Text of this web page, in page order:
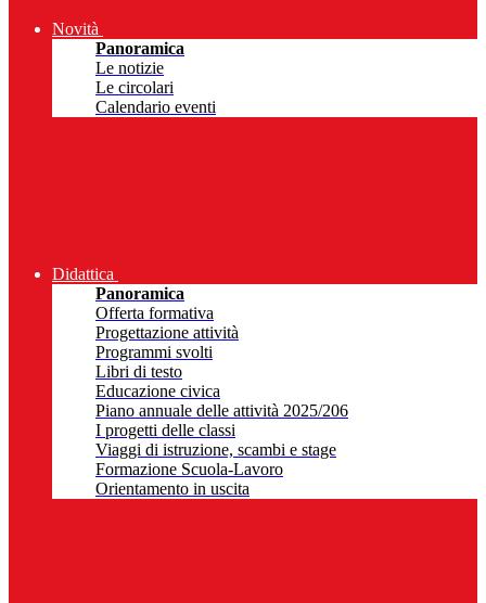
Novità
Panoramica
Le notizie
Le circolari
Calendario eventi
Didattica
Panoramica
Offerta formativa
Progettazione attività
Programmi svolti
Libri di testo
Educazione civica
Piano annuale delle attività 2025/206
I progetti delle classi
Viaggi di istruzione, scambi e stage
Formazione Scuola-Lavoro
Orientamento in uscita